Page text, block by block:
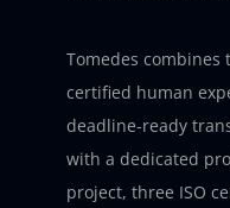
Tomedes
certified human
deadline-ready
with a dedicated
project, three ISO